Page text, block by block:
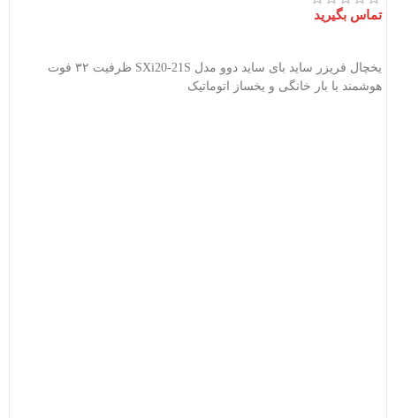
تماس بگیرید
یخچال فریزر ساید بای ساید دوو مدل SXi20-21S ظرفیت ۳۲ فوت
هوشمند با بار خانگی و یخساز اتوماتیک